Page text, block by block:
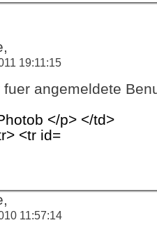
19:11:15
angemeldete
11:57:14